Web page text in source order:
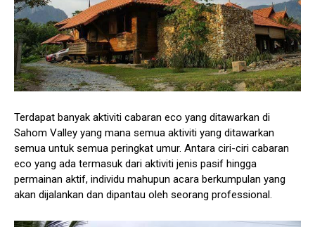
Terdapat banyak aktiviti cabaran eco yang ditawarkan di
Sahom Valley yang mana semua aktiviti yang ditawarkan
semua untuk semua peringkat umur. Antara ciri-ciri cabaran
eco yang ada termasuk dari aktiviti jenis pasif hingga
permainan aktif, individu mahupun acara berkumpulan yang
akan dijalankan dan dipantau oleh seorang professional.